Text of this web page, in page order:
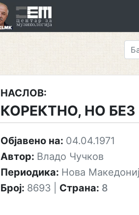
НАСЛОВ:
КОРЕКТНО, НО
Објавено на: 04.04.1971
Автор: Владо Чучков
Периодика: Нова
Број: 8693 Страна: 8